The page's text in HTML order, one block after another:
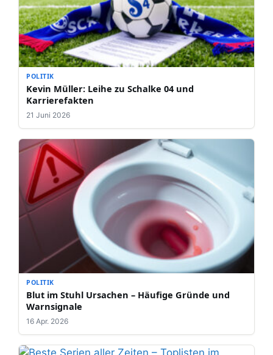
POLITIK
Kevin Müller: Leihe zu Schalke 04 und
Karrierefakten
21 Juni 2026
POLITIK
Blut im Stuhl Ursachen – Häufige Gründe und
Warnsignale
16 Apr. 2026